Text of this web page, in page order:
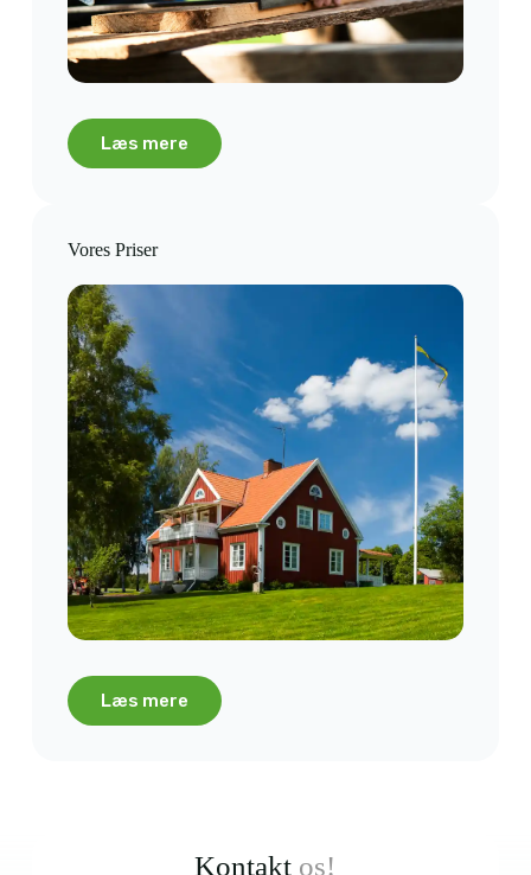
Læs mere
Vores Priser
Læs mere
Kontakt os!